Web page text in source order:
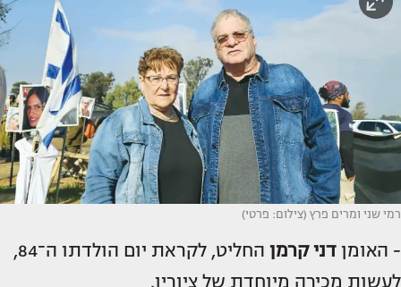
רמי שני ומרים פרץ (צילום: פרטי)
- האומן דני קרמן
החליט, לקראת יום הולדתו ה־84,
לעשות מכירה מיוחדת של ציוריו.